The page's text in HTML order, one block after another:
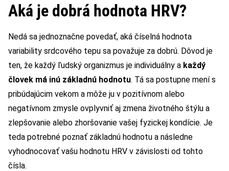
Aká je dobrá hodnota HRV?
Nedá sa jednoznačne povedať, aká číselná hodnota
variability srdcového tepu sa považuje za dobrú. Dôvod je
ten, že každý ľudský organizmus je individuálny a každý
človek má inú základnú hodnotu. Tá sa postupne mení s
pribúdajúcim vekom a môže ju v pozitívnom alebo
negatívnom zmysle ovplyvniť aj zmena životného štýlu a
zlepšovanie alebo zhoršovanie vašej fyzickej kondície. Je
teda potrebné poznať základnú hodnotu a následne
vyhodnocovať vašu hodnotu HRV v závislosti od tohto
čísla.